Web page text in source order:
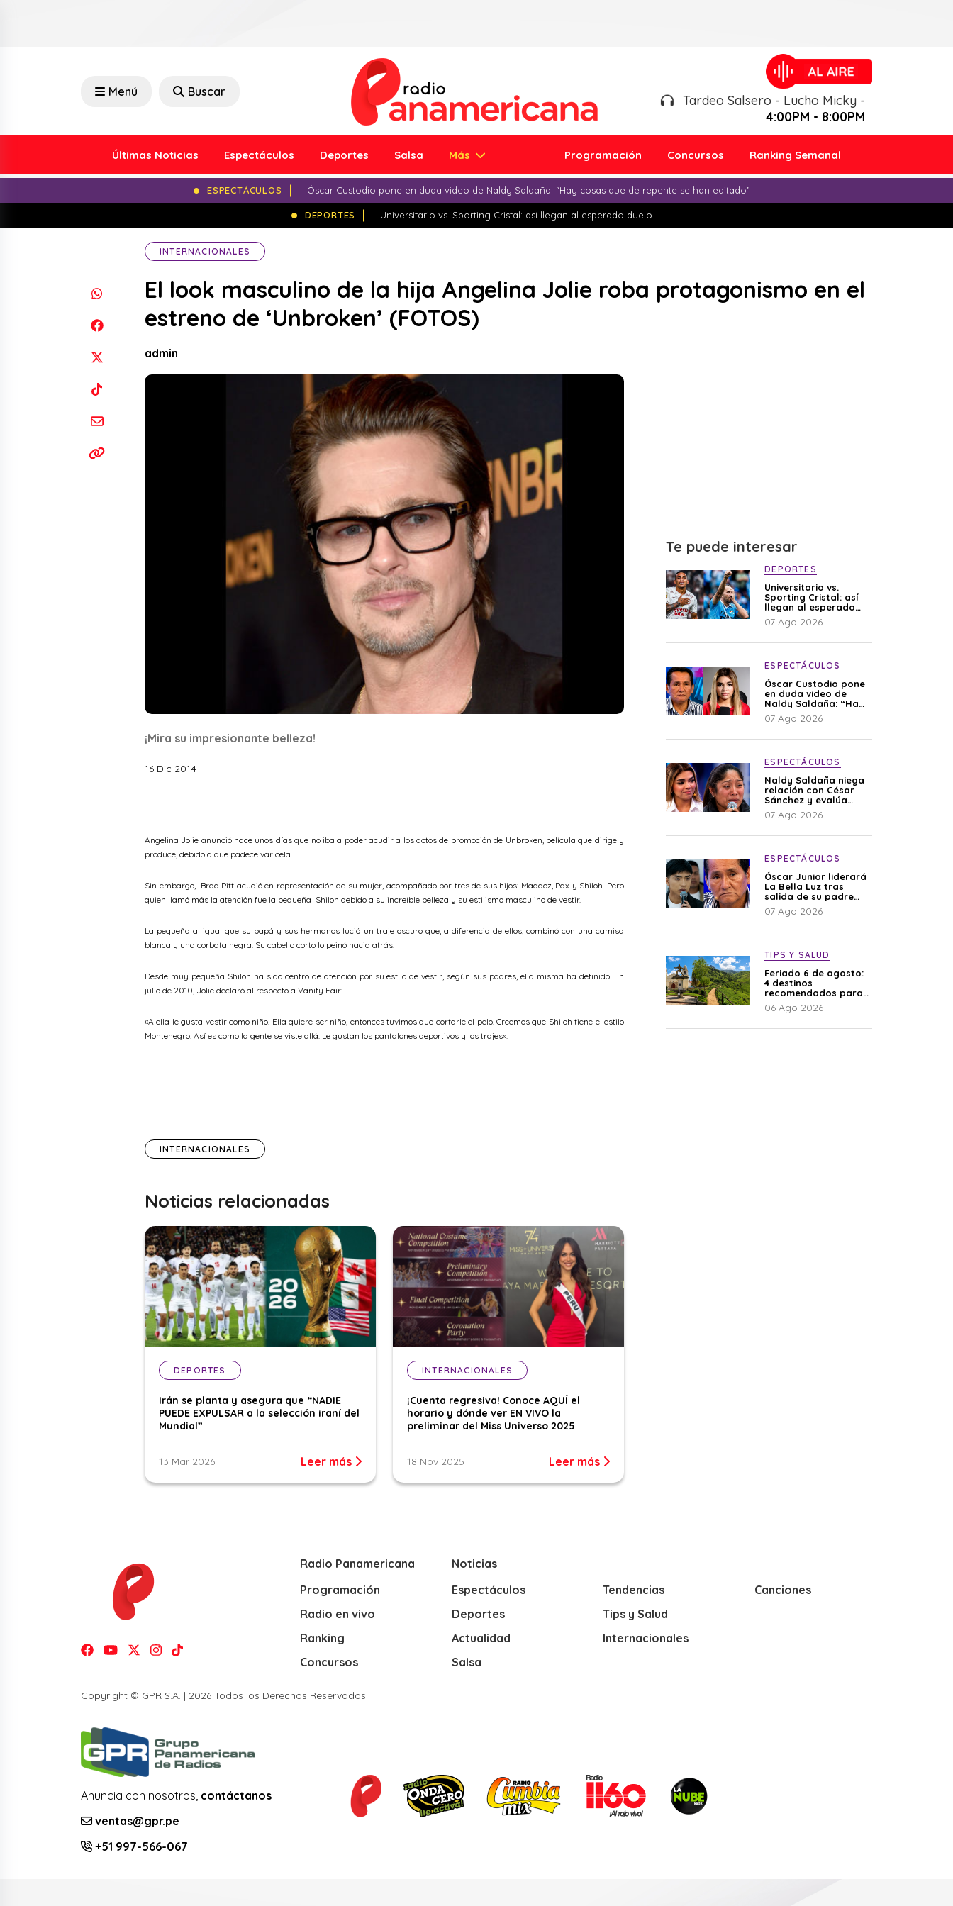
Menú Buscar
Tardeo Salsero - Lucho Micky -
4:00PM - 8:00PM
Últimas Noticias Espectáculos Deportes Salsa Más Programación Concursos Ranking Semanal
ESPECTÁCULOS Óscar Custodio pone en duda video de Naldy Saldaña: “Hay cosas que de repente se han editado”
DEPORTES Universitario vs. Sporting Cristal: así llegan al esperado duelo
INTERNACIONALES
El look masculino de la hija Angelina Jolie roba protagonismo en el
estreno de ‘Unbroken’ (FOTOS)
admin
¡Mira su impresionante belleza!
16 Dic 2014
Angelina Jolie anunció hace unos días que no iba a poder acudir a los actos de promoción de Unbroken, película que dirige y
produce, debido a que padece varicela.
Sin embargo, Brad Pitt acudió en representación de su mujer, acompañado por tres de sus hijos: Maddoz, Pax y Shiloh. Pero
quien llamó más la atención fue la pequeña Shiloh debido a su increíble belleza y su estilismo masculino de vestir.
La pequeña al igual que su papá y sus hermanos lució un traje oscuro que, a diferencia de ellos, combinó con una camisa
blanca y una corbata negra. Su cabello corto lo peinó hacia atrás.
Desde muy pequeña Shiloh ha sido centro de atención por su estilo de vestir, según sus padres, ella misma ha definido. En
julio de 2010, Jolie declaró al respecto a Vanity Fair:
«A ella le gusta vestir como niño. Ella quiere ser niño, entonces tuvimos que cortarle el pelo. Creemos que Shiloh tiene el estilo
Montenegro. Así es como la gente se viste allá. Le gustan los pantalones deportivos y los trajes».
INTERNACIONALES
Noticias relacionadas
DEPORTES
Irán se planta y asegura que “NADIE
PUEDE EXPULSAR a la selección iraní del
Mundial”
13 Mar 2026 Leer más
INTERNACIONALES
¡Cuenta regresiva! Conoce AQUÍ el
horario y dónde ver EN VIVO la
preliminar del Miss Universo 2025
18 Nov 2025 Leer más
Te puede interesar
DEPORTES
Universitario vs.
Sporting Cristal: así
llegan al esperado
duelo
07 Ago 2026
ESPECTÁCULOS
Óscar Custodio pone
en duda video de
Naldy Saldaña: “Hay
cosas que de repente
se han editado”
07 Ago 2026
ESPECTÁCULOS
Naldy Saldaña niega
relación con César
Sánchez y evalúa
denunciar a su
esposa: “Es una
07 Ago 2026
ESPECTÁCULOS
Óscar Junior liderará
La Bella Luz tras
salida de su padre
por polémica con
Naldy Saldaña
07 Ago 2026
TIPS Y SALUD
Feriado 6 de agosto:
4 destinos
recomendados para
disfrutar el descanso
06 Ago 2026
Radio Panamericana
Programación
Radio en vivo
Ranking
Concursos
Noticias
Espectáculos
Deportes
Actualidad
Salsa
Tendencias
Tips y Salud
Internacionales
Canciones
Copyright © GPR S.A. | 2026 Todos los Derechos Reservados.
Anuncia con nosotros, contáctanos
ventas@gpr.pe
+51 997-566-067